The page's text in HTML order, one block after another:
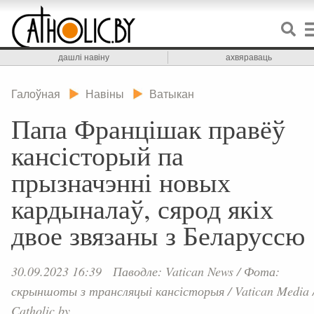
дашлі навіну ахвяраваць
Галоўная Навіны Ватыкан
Папа Францішак правёў
кансісторый па
прызначэнні новых
кардыналаў, сярод якіх
двое звязаны з Беларуссю
30.09.2023 16:39 Паводле: Vatican News/Фота:
скрыншоты з трансляцыі кансісторыя / Vatican Media